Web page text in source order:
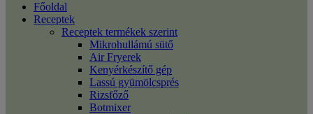
Főoldal
Receptek
Receptek termékek szerint
Mikrohullámú sütő
Air Fryerek
Kenyérkészítő gép
Lassú gyümölcsprés
Rizsfőző
Botmixer